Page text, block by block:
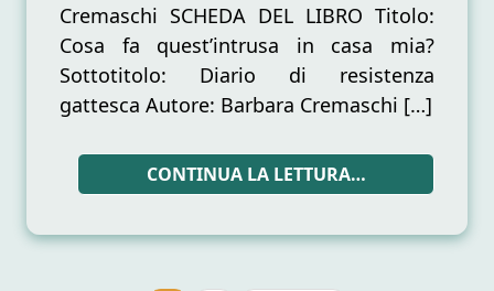
di
Barbara
Cremaschi
Cremaschi SCHEDA DEL LIBRO Titolo:
Cosa fa quest’intrusa in casa mia?
Sottotitolo: Diario di resistenza
gattesca Autore: Barbara Cremaschi […]
CONTINUA LA LETTURA…